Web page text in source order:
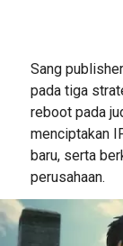
Sang
pada tiga
reboot pada
menciptakan
baru, serta
perusahaan.